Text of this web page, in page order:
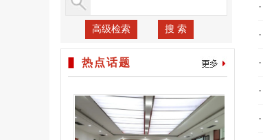
高级检索 搜 索
热点话题
·
·
·
·
·